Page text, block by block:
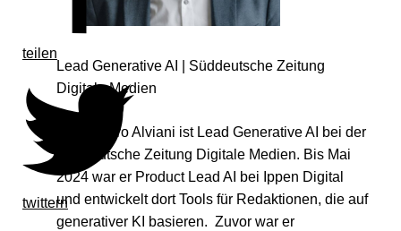
teilen
twittern
Lead Generative AI | Süddeutsche Zeitung
Digitale Medien
Alessandro Alviani ist Lead Generative AI bei der
Süddeutsche Zeitung Digitale Medien. Bis Mai
2024 war er Product Lead AI bei Ippen Digital
und entwickelt dort Tools für Redaktionen, die auf
generativer KI basieren. Zuvor war er